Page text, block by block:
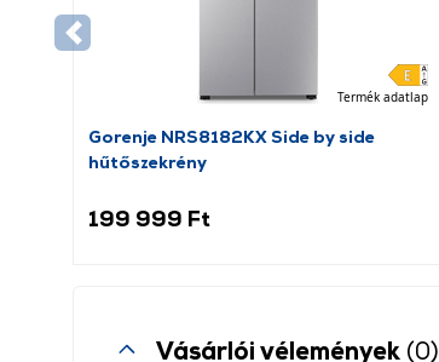
Termék adatlap
Gorenje NRS8182KX Side by side
hűtőszekrény
199 999 Ft
Vásárlói vélemények (0)